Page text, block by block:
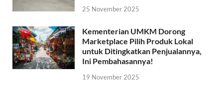
25 November 2025
Kementerian UMKM Dorong
Marketplace Pilih Produk Lokal
untuk Ditingkatkan Penjualannya,
Ini Pembahasannya!
19 November 2025